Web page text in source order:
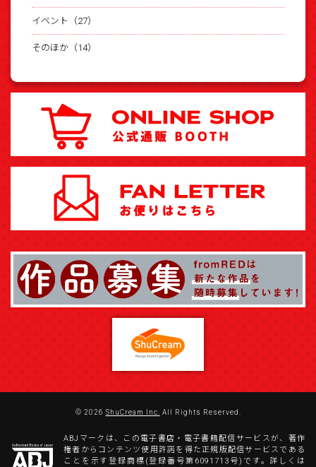
イベント（27）
そのほか（14）
© 2026 ShuCream Inc. All Rights Reserved.
ABJマークは、この電子書店・電子書籍配信サービスが、著作
権者からコンテンツ使用許諾を得た正規版配信サービスである
ことを示す登録商標(登録番号第6091713号)です。詳しくは